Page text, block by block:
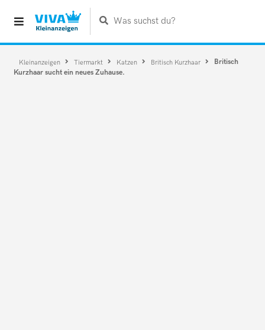
Was suchst du?
Kleinanzeigen Tiermarkt Katzen Britisch Kurzhaar
Britisch
Kurzhaar sucht ein neues Zuhause.